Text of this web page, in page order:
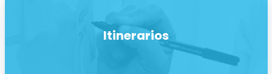
Itinerarios